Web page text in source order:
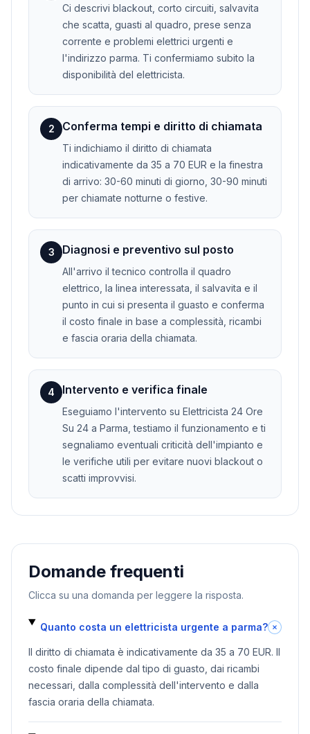
Ci descrivi blackout, corto circuiti, salvavita
che scatta, guasti al quadro, prese senza
corrente e problemi elettrici urgenti e
l'indirizzo parma. Ti confermiamo subito la
disponibilità del elettricista.
2 Conferma tempi e diritto di chiamata
Ti indichiamo il diritto di chiamata
indicativamente da 35 a 70 EUR e la finestra
di arrivo: 30-60 minuti di giorno, 30-90 minuti
per chiamate notturne o festive.
3 Diagnosi e preventivo sul posto
All'arrivo il tecnico controlla il quadro
elettrico, la linea interessata, il salvavita e il
punto in cui si presenta il guasto e conferma
il costo finale in base a complessità, ricambi
e fascia oraria della chiamata.
4 Intervento e verifica finale
Eseguiamo l'intervento su Elettricista 24 Ore
Su 24 a Parma, testiamo il funzionamento e ti
segnaliamo eventuali criticità dell'impianto e
le verifiche utili per evitare nuovi blackout o
scatti improvvisi.
Domande frequenti
Clicca su una domanda per leggere la risposta.
Quanto costa un elettricista urgente a parma?
Il diritto di chiamata è indicativamente da 35 a 70 EUR. Il
costo finale dipende dal tipo di guasto, dai ricambi
necessari, dalla complessità dell'intervento e dalla
fascia oraria della chiamata.